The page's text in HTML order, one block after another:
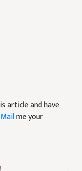
article and have
Mailme your